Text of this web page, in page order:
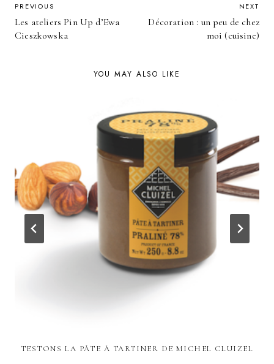
POST
NAVIGATION
PREVIOUS
Les ateliers Pin Up d’Ewa
Cieszkowska
NEXT
Décoration : un peu de chez
moi (cuisine)
YOU MAY ALSO LIKE
TESTONS LA PÂTE À TARTINER DE MICHEL CLUIZEL